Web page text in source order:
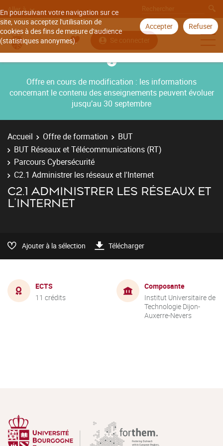
En poursuivant votre navigation sur ce
site, vous acceptez l'utilisation de
cookies à des fins de mesure d'audience
(statistiques anonymes).
Accepter Refuser
Aller à
Se connecter
Offre en cours de modification : les informations
concernant le contenu des enseignements peuvent évoluer
jusqu’au 30 septembre
Accueil Offre de formation
BUT
BUT Réseaux et Télécommunications (RT)
Parcours Cybersécurité
C2.1 Administrer les réseaux et l'Internet
C2.1 ADMINISTRER LES RÉSEAUX ET
L'INTERNET
Ajouter à la sélection Télécharger
ECTS
11 crédits
Composante
Institut Universitaire de
Technologie Dijon-
Auxerre-Nevers